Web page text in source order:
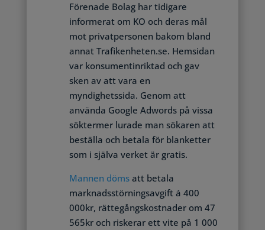
Förenade Bolag har tidigare
informerat om KO och deras mål
mot privatpersonen bakom bland
annat Trafikenheten.se. Hemsidan
var konsumentinriktad och gav
sken av att vara en
myndighetssida. Genom att
använda Google Adwords på vissa
söktermer lurade man sökaren att
beställa och betala för blanketter
som i själva verket är gratis.
Mannen dömsatt betala
marknadsstörningsavgift á 400
000kr, rättegångskostnader om 47
565kr och riskerar ett vite på 1 000